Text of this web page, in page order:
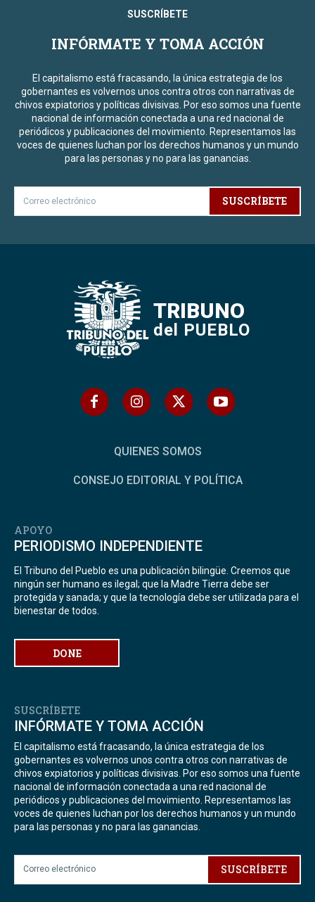
SUSCRÍBETE
INFÓRMATE Y TOMA ACCIÓN
El capitalismo está fracasando, la única estrategia de los
gobernantes es volvernos unos contra otros con narrativas de
chivos expiatorios y políticas divisivas. Por eso somos una fuente
nacional de información conectada a una red nacional de
periódicos y publicaciones del movimiento. Representamos las
voces de quienes luchan por los derechos humanos y un mundo
para las personas y no para las ganancias.
SUSCRÍBETE
TRIBUNO
del PUEBLO
QUIENES SOMOS
CONSEJO EDITORIAL Y POLÍTICA
APOYO
PERIODISMO INDEPENDIENTE
El Tribuno del Pueblo es una publicación bilingüe. Creemos que
ningún ser humano es ilegal; que la Madre Tierra debe ser
protegida y sanada; y que la tecnología debe ser utilizada para el
bienestar de todos.
DONE
SUSCRÍBETE
INFÓRMATE Y TOMA ACCIÓN
El capitalismo está fracasando, la única estrategia de los
gobernantes es volvernos unos contra otros con narrativas de
chivos expiatorios y políticas divisivas. Por eso somos una fuente
nacional de información conectada a una red nacional de
periódicos y publicaciones del movimiento. Representamos las
voces de quienes luchan por los derechos humanos y un mundo
para las personas y no para las ganancias.
SUSCRÍBETE